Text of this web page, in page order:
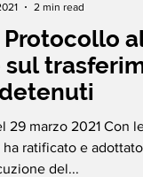
Protocollo
sul
29 marzo 2021 Con
ha ratificato e
del...
2 min read